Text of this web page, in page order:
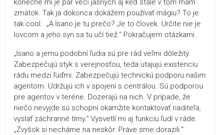
konečne mi je pár vecí jasných aj keď stále v tom mám
zmätok. Tak ja dokonca dokážem používať mágiu? To je
tak cool. „A Isano je tu prečo? Je to človek. Určite nie je
lovcom a jeho syn sa tu učí tiež.“ Pokračujem otázkami.
„Isano a jemu podobní ľudia sú pre rád veľmi dôležitý.
Zabezpečujú styk s verejnosťou, teda utajujú existenciu
rádu medzi ľuďmi. Zabezpečujú technickú podporu našim
agentom. Udržujú ich v spojení s centrálou. Sú podporou
pre agentov v teréne. Dozerajú na nich. V prípade, že
niečo nevyjde sú schopní okamžite kontaktovať riaditeľa,
vyslať záchranné tímy.“ Vysvetlí mi aj funkciu ľudí v ráde.
„Zvyšok si necháme na neskôr. Práve sme dorazili.“